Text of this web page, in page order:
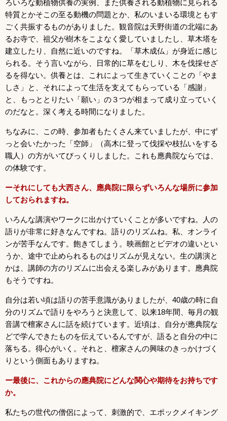
ろいろな動植物供養の実例、また供養される動植物に見られる
特質とかそこの至る動機の問題とか、私のいまいる環境ともす
ごく共振するものがありました。観音院は天野街道の北端にあ
るお寺で、祖父が樹木をこよなく愛していましたし、草木塔を
建立したり、自然に近いのですね。「草木成仏」が身近に感じ
られる。そう言いながら、日常的に草をむしり、木を伐採せざ
るを得ない。供養とは、これによって生きていくことの「やま
しさ」と、それによって生活を支えてもらっている「感謝」
と、もっととりたい「願い」の３つが相まって成り立っていく
のだなと。深く考える時間になりました。
ちなみに、この時、参加者もたくさん来ていましたが、中にず
っと会いたかった「空師」（高木に登って伐採や枝払いをする
職人）の方がいてびっくりしました。これも應典院ならでは、
の体験です。
ーそれにしても大西さん、應典院に限らずいろんな場所に参加
しておられますね。
いろんな講演やワークに出かけていくことが多いですね。人の
語りが非常に好きなんですね。語りのリズムね。私、オンライ
ンが苦手なんです。飽きてしまう。映画館とビデオの違いとい
うか、途中で止められるものはリズムが見えない。生の講演と
かは、講師の方のリズムに出会える楽しみがあります。應典院
もそうですね。
自分は若い頃は語りの苦手意識がありましたが、40歳の時に自
分のリズムで語りをやろうと決意して、以来18年間、毎月の観
音講で檀家さんに話を続けています。近頃は、自分が應典院な
どで学んできたものを伝えているんですが、語ると自分の中に
落ちる。得心がいく。それと、檀家さんの興味のきっかけづく
りという側面もありますね。
ー最後に、これからの應典院にどんな関心や期待をお持ちです
か。
私たちの世代の僧侶によって、刺激的で、エポックメイキング